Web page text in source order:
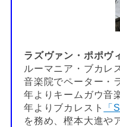
ラズヴァン・ポポヴ
ルーマニア・ブカレ
音楽院でペーター・
年よりキームガウ音
年よりブカレスト
「
を務め、樫本大進や